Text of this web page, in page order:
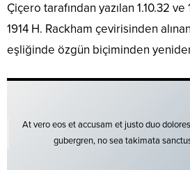
Çiçero tarafından yazılan 1.10.32
1914 H. Rackham çevirisinden
eşliğinde özgün biçiminden
At vero eos et accusam et justo duo
gubergren, no sea takimata